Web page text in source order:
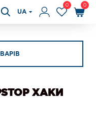
UA
0 0
ХАКИ